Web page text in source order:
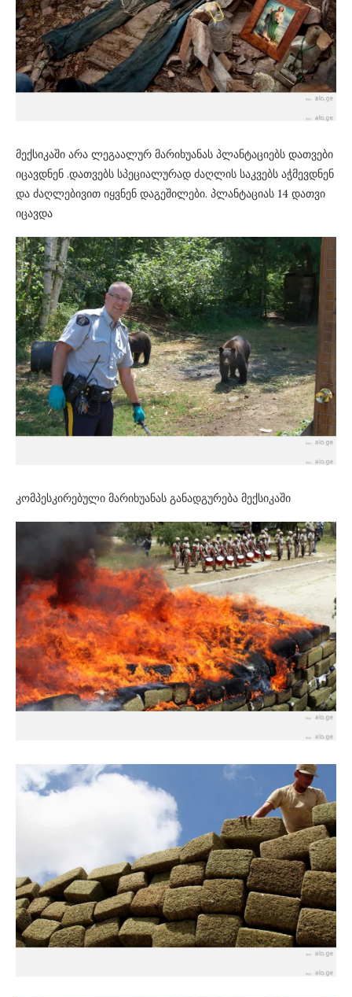
მექსიკაში არა ლეგაალურ მარიხუანას პლანტაციებს დათვები
იცავდნენ .დათვებს სპეციალურად ძაღლის საკვებს აჭმევდნენ
და ძაღლებივით იყვნენ დაგეშილები. პლანტაციას 14 დათვი
იცავდა
კომპესკირებული მარიხუანას განადგურება მექსიკაში